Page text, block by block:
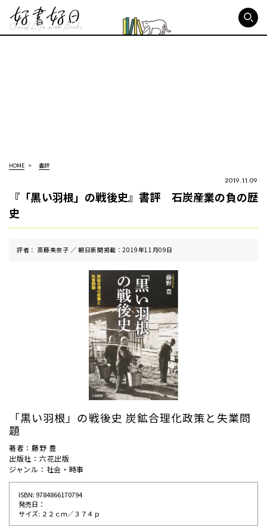
HOME 書評
2019.11.09
『「黒い羽根」の戦後史』書評 石炭産業の負の歴
史
評者： 斎藤美奈子 ／ 朝⽇新聞掲載：2019年11月09日
「黒い羽根」の戦後史 炭鉱合理化政策と失業問
題
著者：藤野 豊
出版社：六花出版
ジャンル：社会・時事
ISBN: 9784866170794
発売⽇：
サイズ: ２２ｃｍ／３７４ｐ